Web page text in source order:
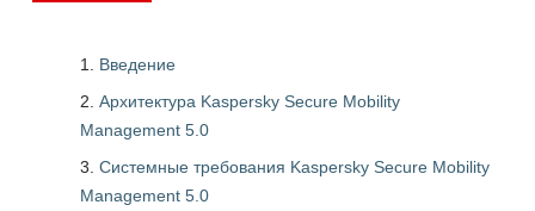
Введение
Архитектура Kaspersky Secure Mobility
Management 5.0
Системные требования Kaspersky Secure Mobility
Management 5.0